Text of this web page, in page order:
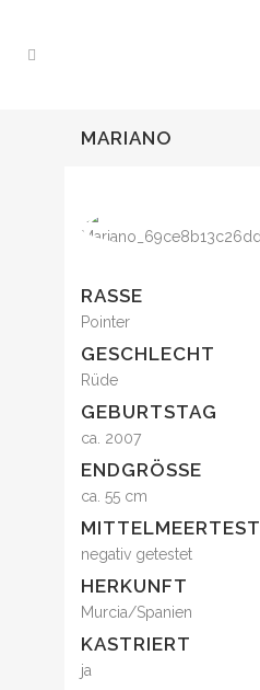
MARIANO
RASSE
Pointer
GESCHLECHT
Rüde
GEBURTSTAG
ca. 2007
ENDGRÖSSE
ca. 55 cm
MITTELMEERTEST
negativ getestet
HERKUNFT
Murcia/Spanien
KASTRIERT
ja